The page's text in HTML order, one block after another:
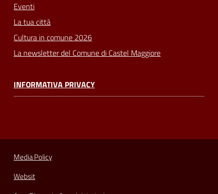
Eventi
La tua città
Cultura in comune 2026
La newsletter del Comune di Castel Maggiore
INFORMATIVA PRIVACY
Media Policy
Websit